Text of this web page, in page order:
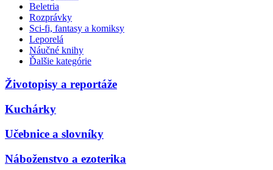
Beletria
Rozprávky
Sci-fi, fantasy a komiksy
Leporelá
Náučné knihy
Ďalšie kategórie
Životopisy a reportáže
Kuchárky
Učebnice a slovníky
Náboženstvo a ezoterika